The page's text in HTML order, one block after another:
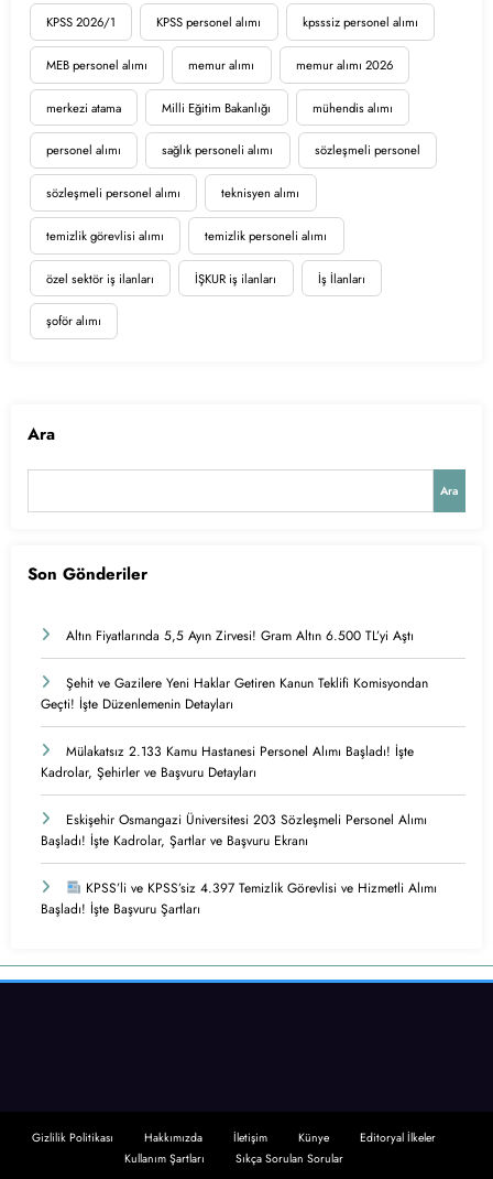
KPSS 2026/1 KPSS personel alımı kpsssiz personel alımı
MEB personel alımı memur alımı memur alımı 2026
merkezi atama Milli Eğitim Bakanlığı mühendis alımı
personel alımı sağlık personeli alımı sözleşmeli personel
sözleşmeli personel alımı teknisyen alımı
temizlik görevlisi alımı temizlik personeli alımı
özel sektör iş ilanları İŞKUR iş ilanları İş İlanları
şoför alımı
Ara
Ara
Son Gönderiler
Altın Fiyatlarında 5,5 Ayın Zirvesi! Gram Altın 6.500 TL’yi Aştı
Şehit ve Gazilere Yeni Haklar Getiren Kanun Teklifi Komisyondan
Geçti! İşte Düzenlemenin Detayları
Mülakatsız 2.133 Kamu Hastanesi Personel Alımı Başladı! İşte
Kadrolar, Şehirler ve Başvuru Detayları
Eskişehir Osmangazi Üniversitesi 203 Sözleşmeli Personel Alımı
Başladı! İşte Kadrolar, Şartlar ve Başvuru Ekranı
KPSS’li ve KPSS’siz 4.397 Temizlik Görevlisi ve Hizmetli Alımı
Başladı! İşte Başvuru Şartları
Gizlilik Politikası Hakkımızda İletişim Künye
Editoryal İlkeler
Kullanım Şartları
Sıkça Sorulan Sorular